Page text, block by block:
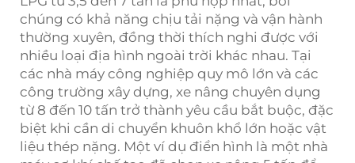
chúng có khả năng chịu tải nặng và vận hành
thường xuyên, đồng thời thích nghi được với
nhiều loại địa hình ngoài trời khác nhau. Tại
các nhà máy công nghiệp quy mô lớn và các
công trường xây dựng, xe nâng chuyên dụng
từ 8 đến 10 tấn trở thành yêu cầu bắt buộc, đặc
biệt khi cần di chuyển khuôn khổ lớn hoặc vật
liệu thép nặng. Một ví dụ điển hình là một nhà